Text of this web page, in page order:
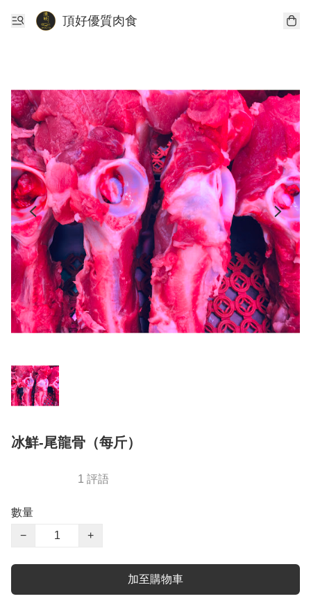
頂好優質肉食
冰鮮-尾龍骨（每斤）
1 評語
數量
−
+
加至購物車